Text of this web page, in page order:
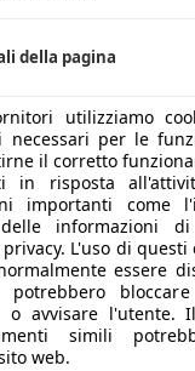
della pagina
utilizziamo
necessari per le
il corretto
in risposta
importanti come
delle informazioni
L'uso di questi
essere
potrebbero
o avvisare l'utente.
simili
web.